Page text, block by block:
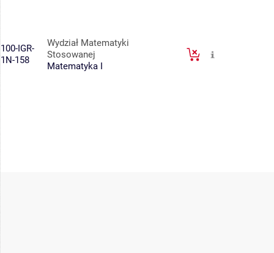
100-IGR-
1N-158
Wydział Matematyki
Stosowanej
Matematyka I